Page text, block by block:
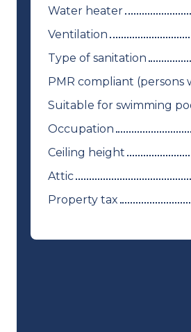
Water heater
Ventilation
Type of sanitation
PMR compliant
Suitable for swimming
Occupation
Ceiling height
Attic
Property tax